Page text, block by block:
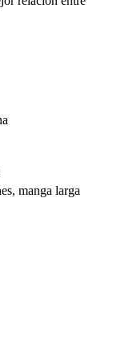
manga larga